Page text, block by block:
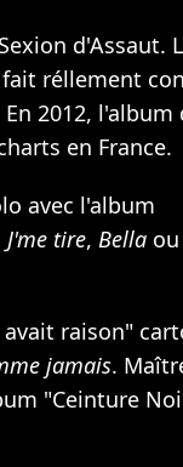
d'Assaut.
réllement
2012, l'album
en France.
avec l'album
J'me tire, Bella ou
raison"
jamais.
"Ceinture